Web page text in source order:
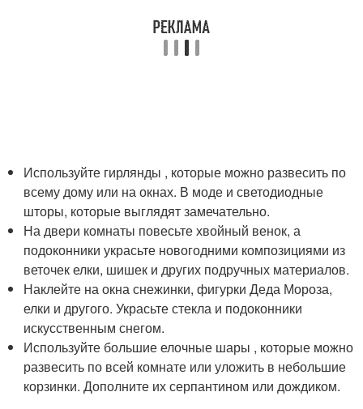
Используйте гирлянды , которые можно развесить по
всему дому или на окнах. В моде и светодиодные
шторы, которые выглядят замечательно.
На двери комнаты повесьте хвойный венок, а
подоконники украсьте новогодними композициями из
веточек елки, шишек и других подручных материалов.
Наклейте на окна снежинки, фигурки Деда Мороза,
елки и другого. Украсьте стекла и подоконники
искусственным снегом.
Используйте большие елочные шары , которые можно
развесить по всей комнате или уложить в небольшие
корзинки. Дополните их серпантином или дождиком.